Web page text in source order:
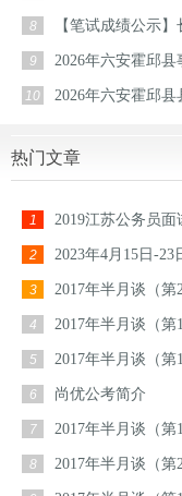
8 【笔试成绩公示
9 2026年六安霍邱
10 2026年六安霍邱
热门文章
1 2019江苏公务员
2 2023年4月15日-
3 2017年半月谈（第
4 2017年半月谈（第
5 2017年半月谈（第
6 尚优公考简介
7 2017年半月谈（第
8 2017年半月谈（第